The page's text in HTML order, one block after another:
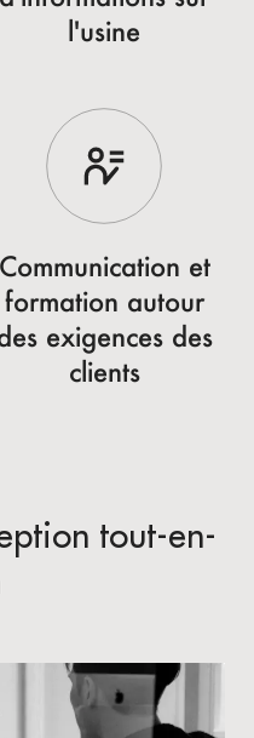
l'usine
Communication et
formation autour
exigences des
clients
tout-en-